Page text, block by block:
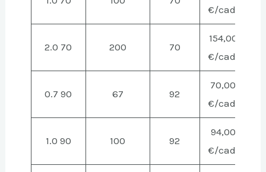
€/cad.
2.0 70 200 70
154,00
€/cad.
0.7 90 67 92
70,00
€/cad.
1.0 90 100 92
94,00
€/cad.